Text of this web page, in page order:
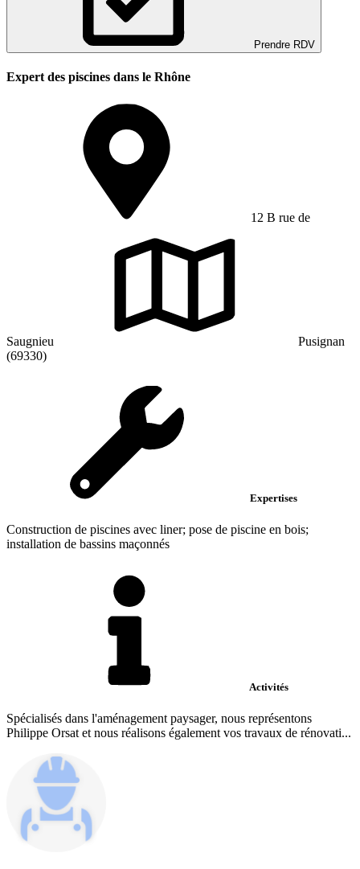
Prendre RDV
Expert des piscines dans le Rhône
12 B rue de
Saugnieu
Pusignan
(69330)
Expertises
Construction de piscines avec liner; pose de piscine en bois;
installation de bassins maçonnés
Activités
Spécialisés dans l'aménagement paysager, nous représentons
Philippe Orsat et nous réalisons également vos travaux de rénovati...